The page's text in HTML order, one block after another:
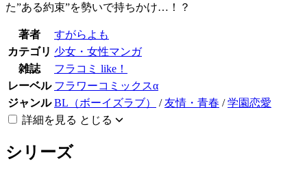
た”ある約束”を勢いで持ちかけ…！？
著者
すがらよも
カテゴリ 少女・女性マンガ
雑誌
フラコミ like！
レーベル フラワーコミックスα
ジャンル BL（ボーイズラブ） /友情・青春 /学園恋愛
詳細を見る とじる
シリーズ